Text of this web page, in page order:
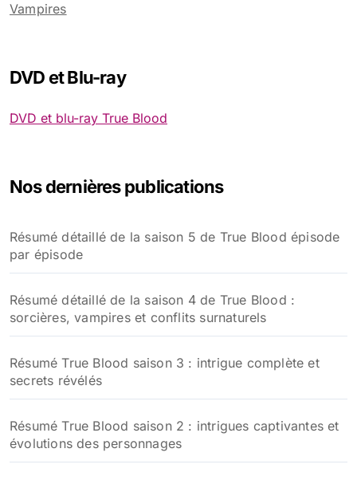
Vampires
DVD et Blu-ray
DVD et blu-ray True Blood
Nos dernières publications
Résumé détaillé de la saison 5 de True Blood épisode
par épisode
Résumé détaillé de la saison 4 de True Blood :
sorcières, vampires et conflits surnaturels
Résumé True Blood saison 3 : intrigue complète et
secrets révélés
Résumé True Blood saison 2 : intrigues captivantes et
évolutions des personnages